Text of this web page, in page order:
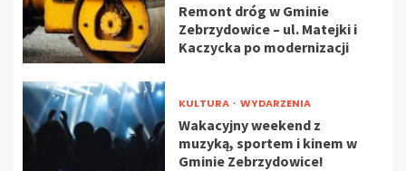
Remont dróg w Gminie
Zebrzydowice – ul. Matejki i
Kaczycka po modernizacji
KULTURA WYDARZENIA
Wakacyjny weekend z
muzyką, sportem i kinem w
Gminie Zebrzydowice!